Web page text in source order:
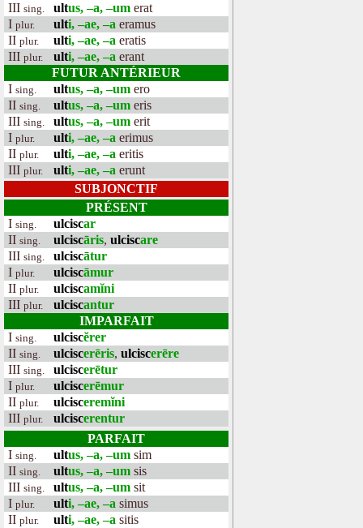
III sing. ultus, –a, –um erat
I plur. ulti, –ae, –a eramus
II plur. ulti, –ae, –a eratis
III plur. ulti, –ae, –a erant
FUTUR ANTÉRIEUR
I sing. ultus, –a, –um ero
II sing. ultus, –a, –um eris
III sing. ultus, –a, –um erit
I plur. ulti, –ae, –a erimus
II plur. ulti, –ae, –a eritis
III plur. ulti, –ae, –a erunt
SUBJONCTIF
PRÉSENT
I sing. ulciscar
II sing. ulciscāris, ulciscare
III sing. ulciscātur
I plur. ulciscāmur
II plur. ulciscamĭni
III plur. ulciscantur
IMPARFAIT
I sing. ulciscĕrer
II sing. ulciscerēris, ulciscerēre
III sing. ulciscerētur
I plur. ulciscerēmur
II plur. ulcisceremĭni
III plur. ulciscerentur
PARFAIT
I sing. ultus, –a, –um sim
II sing. ultus, –a, –um sis
III sing. ultus, –a, –um sit
I plur. ulti, –ae, –a simus
II plur. ulti, –ae, –a sitis